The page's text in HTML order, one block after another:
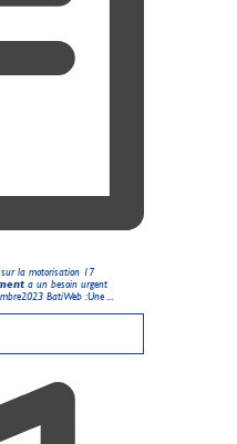
sur la motorisation 17
a un besoin urgent
BatiWeb :Une ...